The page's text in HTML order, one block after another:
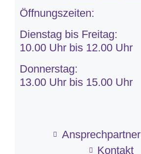
Öffnungszeiten:
Dienstag bis Freitag:
10.00 Uhr bis 12.00 Uhr
Donnerstag:
13.00 Uhr bis 15.00 Uhr
Kontakt